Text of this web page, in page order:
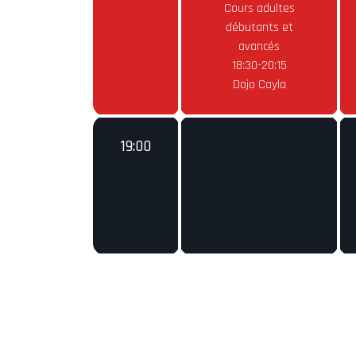
Cours adultes
débutants et
avancés
18:30-20:15
Dojo Cayla
19:00